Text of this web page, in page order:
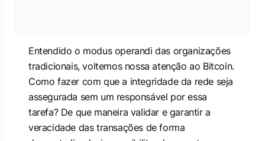
Entendido o modus operandi das organizações
tradicionais, voltemos nossa atenção ao Bitcoin.
Como fazer com que a integridade da rede seja
assegurada sem um responsável por essa
tarefa? De que maneira validar e garantir a
veracidade das transações de forma